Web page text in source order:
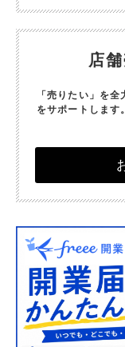
店
「売りたい」を全
をサポートします。